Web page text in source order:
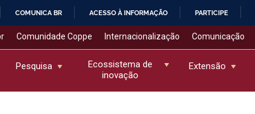
COMUNICA BR ACESSO À INFORMAÇÃO PARTICIPE
Comunidade Coppe Internacionalização Comunicação
Pesquisa
Ecossistema de
inovação
Extensão